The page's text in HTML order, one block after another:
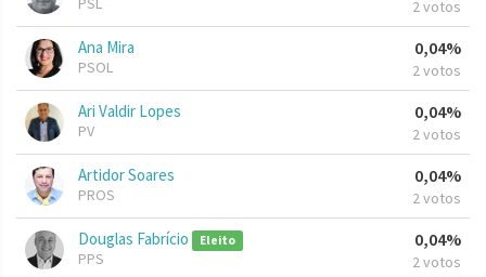
2 votos
Ana Mira
PSOL
0,04%
2 votos
Ari Valdir Lopes
PV
0,04%
2 votos
Artidor Soares
PROS
0,04%
2 votos
Douglas Fabrício Eleito
PPS
0,04%
2 votos